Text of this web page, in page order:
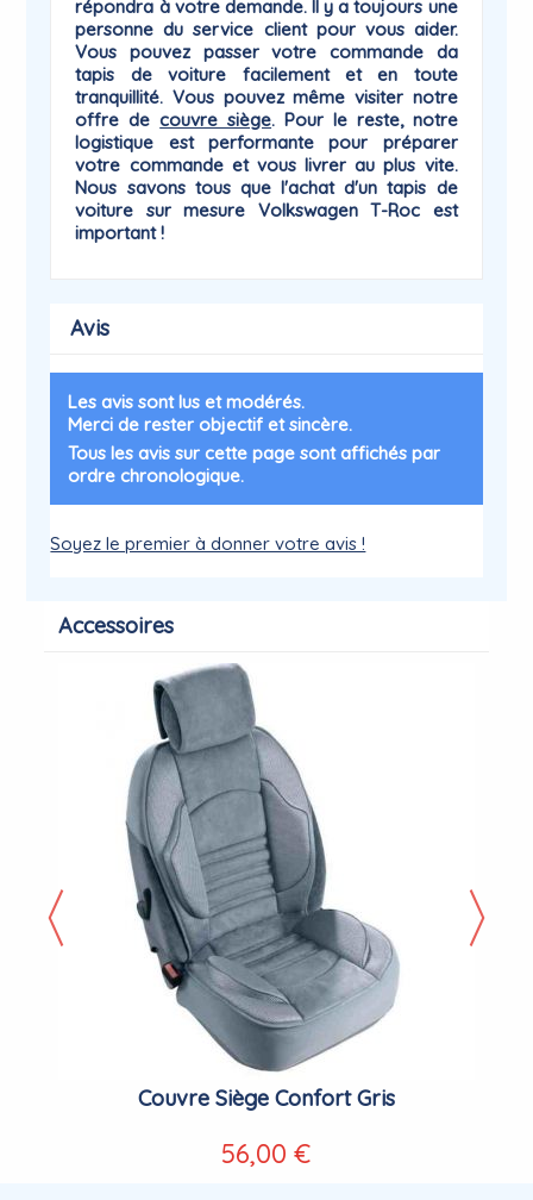
répondra à votre demande. Il y a toujours une
personne duservice clientpour vous aider.
Vous pouvez passer votre commande da
tapis de voiture facilement et en toute
tranquillité. Vous pouvez même visiter notre
offre decouvre siège. Pour le reste, notre
logistique est performante pour préparer
votre commande et vous livrer au plus vite.
Nous savons tous que l'achat d'un tapis de
voiture sur mesure Volkswagen T-Roc est
important !
Avis
Les avis sont lus et modérés.
Merci de rester objectif et sincère.
Tous les avis sur cette page sont affichés par
ordre chronologique.
Soyez le premier à donner votre avis !
Accessoires
Couvre Siège Confort Gris
56,00 €